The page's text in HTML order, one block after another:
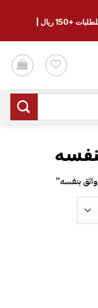
بنفسه”